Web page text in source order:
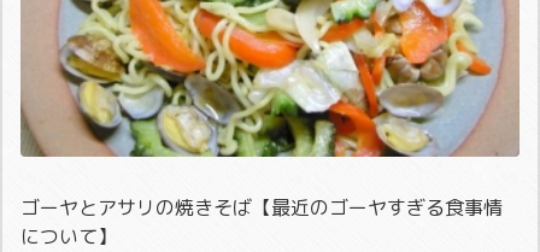
ゴーヤとアサリの焼きそば【最近のゴーヤすぎる食事情
について】